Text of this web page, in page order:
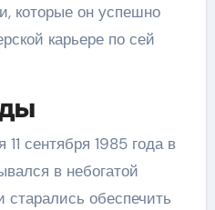
которые он успешно
карьере по сей
сентября 1985 года в
в небогатой
старались обеспечить